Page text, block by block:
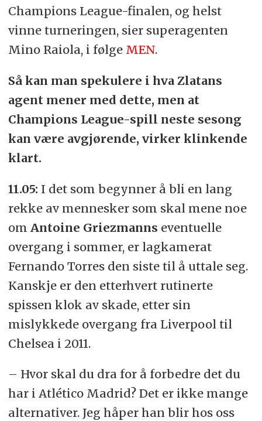
Champions League-finalen, og helst
vinne turneringen, sier superagenten
Mino Raiola, i følge MEN.
Så kan man spekulere i hva Zlatans
agent mener med dette, men at
Champions League-spill neste sesong
kan være avgjørende, virker klinkende
klart.
11.05: I det som begynner å bli en lang
rekke av mennesker som skal mene noe
om Antoine Griezmanns eventuelle
overgang i sommer, er lagkamerat
Fernando Torres den siste til å uttale seg.
Kanskje er den etterhvert rutinerte
spissen klok av skade, etter sin
mislykkede overgang fra Liverpool til
Chelsea i 2011.
– Hvor skal du dra for å forbedre det du
har i Atlético Madrid? Det er ikke mange
alternativer. Jeg håper han blir hos oss